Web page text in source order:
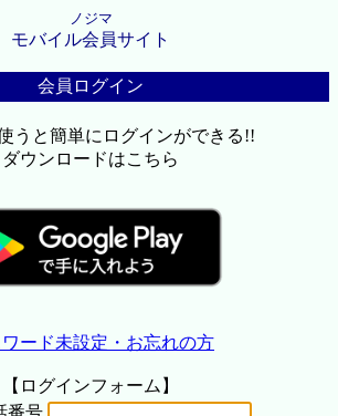
ノジマ
モバイル会員サイト
会員ログイン
うと簡単にログインができる!!
ダウンロードはこちら
ード未設定・お忘れの方
【ログインフォーム】